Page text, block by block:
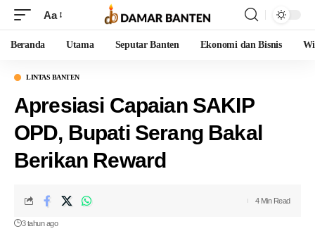
Aa
Beranda Utama Seputar Banten Ekonomi dan Bisnis
LINTAS BANTEN
Apresiasi Capaian SAKIP
OPD, Bupati Serang Bakal
Berikan Reward
3 tahun ago
4 Min Read